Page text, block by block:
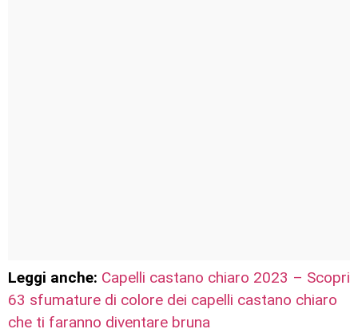
Leggi anche: Capelli castano chiaro 2023 – Scopri
63 sfumature di colore dei capelli castano chiaro
che ti faranno diventare bruna